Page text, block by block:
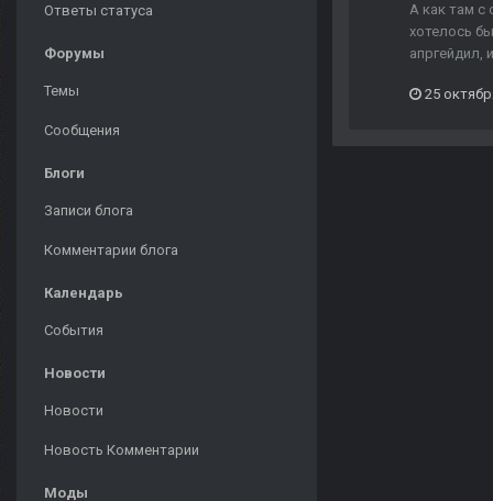
Ответы статуса
Форумы
Темы
Сообщения
Блоги
Записи блога
Комментарии блога
Календарь
События
Новости
Новости
Новость Комментарии
Моды
А как там с
хотелось
апргейдил,
25